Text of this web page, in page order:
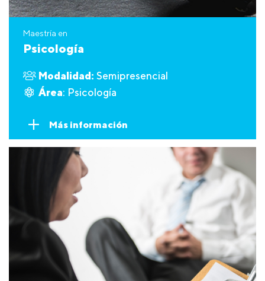
Maestría en
Psicología
Modalidad: Semipresencial
Área: Psicología
Más información